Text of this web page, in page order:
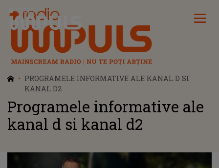
Radio Impuls
PROGRAMELE INFORMATIVE ALE KANAL D SI
KANAL D2
Programele informative ale
kanal d si kanal d2